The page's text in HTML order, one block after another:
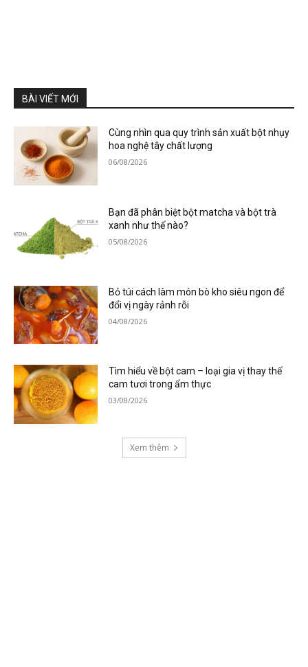
BÀI VIẾT MỚI
Cùng nhìn qua quy trình sản xuất bột nhụy
hoa nghệ tây chất lượng
06/08/2026
Bạn đã phân biệt bột matcha và bột trà
xanh như thế nào?
05/08/2026
Bỏ túi cách làm món bò kho siêu ngon để
đổi vị ngày rảnh rỗi
04/08/2026
Tìm hiểu về bột cam – loại gia vị thay thế
cam tươi trong ẩm thực
03/08/2026
Xem thêm